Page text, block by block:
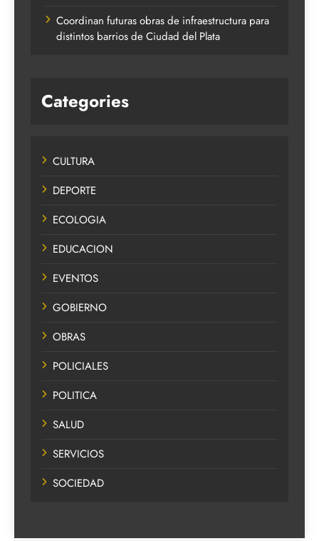
Coordinan futuras obras de infraestructura para
distintos barrios de Ciudad del Plata
Categories
CULTURA
DEPORTE
ECOLOGIA
EDUCACION
EVENTOS
GOBIERNO
OBRAS
POLICIALES
POLITICA
SALUD
SERVICIOS
SOCIEDAD